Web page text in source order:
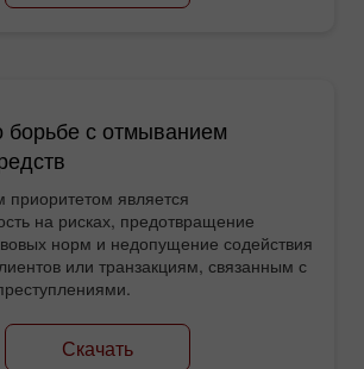
борьбе с отмыванием
является
на рисках, предотвращение
норм и недопущение содействия
или транзакциям, связанным с
Скачать